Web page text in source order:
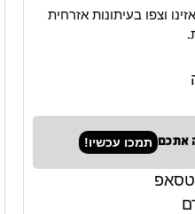
וצפו בעיתונות אזרחית
אתכם תמכו עכשיו!